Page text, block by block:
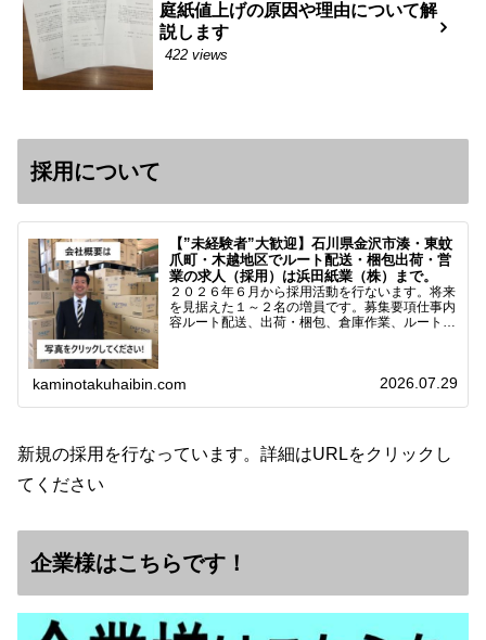
庭紙値上げの原因や理由について解
説します
422 views
採用について
【”未経験者”大歓迎】石川県金沢市湊・東蚊
爪町・木越地区でルート配送・梱包出荷・営
業の求人（採用）は浜田紙業（株）まで。
２０２６年６月から採用活動を行ないます。将来
を見据えた１～２名の増員です。募集要項仕事内
容ルート配送、出荷・梱包、倉庫作業、ルート営
kaminotakuhaibin.com 2026.07.29
新規の採用を行なっています。詳細はURLをクリックし
てください
企業様はこちらです！